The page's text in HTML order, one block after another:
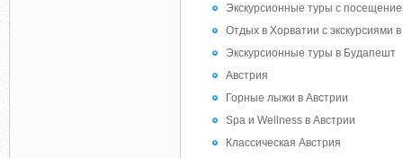
Экскурсионные туры с
Отдых в Хорватии с экскурсиями
Экскурсионные туры в Будапешт
Австрия
Горные лыжи в Австрии
Spa и Wellness в Австрии
Классическая Австрия